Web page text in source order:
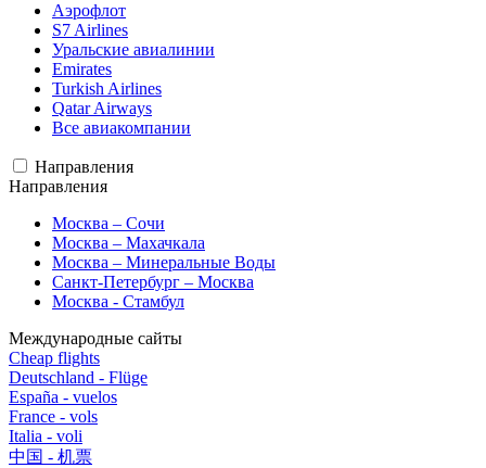
Аэрофлот
S7 Airlines
Уральские авиалинии
Emirates
Turkish Airlines
Qatar Airways
Все авиакомпании
Направления
Направления
Москва – Сочи
Москва – Махачкала
Москва – Минеральные Воды
Санкт-Петербург – Москва
Москва - Стамбул
Международные сайты
Cheap flights
Deutschland - Flüge
España - vuelos
France - vols
Italia - voli
中国 - 机票